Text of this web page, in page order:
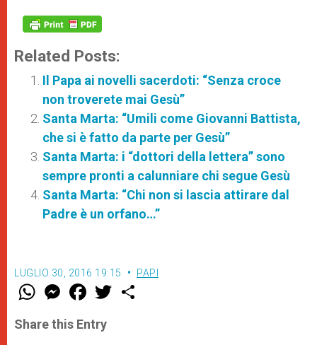
Related Posts:
Il Papa ai novelli sacerdoti: “Senza croce
non troverete mai Gesù”
Santa Marta: “Umili come Giovanni Battista,
che si è fatto da parte per Gesù”
Santa Marta: i “dottori della lettera” sono
sempre pronti a calunniare chi segue Gesù
Santa Marta: “Chi non si lascia attirare dal
Padre è un orfano…”
LUGLIO 30, 2016 19:15 PAPI
W
t
s
M
e
s
e
F
a
e
b
w
Share this Entry